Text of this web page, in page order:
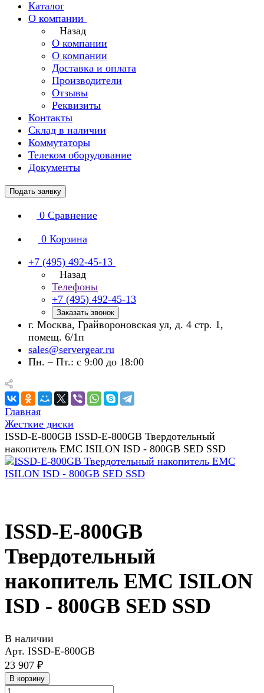
Каталог
О компании
Назад
О компании
О компании
Доставка и оплата
Производители
Отзывы
Реквизиты
Контакты
Склад в наличии
Коммутаторы
Телеком оборудование
Документы
Подать заявку
0 Сравнение
0 Корзина
+7 (495) 492-45-13
Назад
Телефоны
+7 (495) 492-45-13
Заказать звонок
г. Москва, Грайвороновская ул, д. 4 стр. 1,
помещ. 6/1п
sales@servergear.ru
Пн. – Пт.: с 9:00 до 18:00
Главная
Жесткие диски
ISSD-E-800GB ISSD-E-800GB Твердотельный
накопитель EMC ISILON ISD - 800GB SED SSD
ISSD-E-800GB
Твердотельный
накопитель EMC ISILON
ISD - 800GB SED SSD
В наличии
Арт. ISSD-E-800GB
23 907 ₽
В корзину